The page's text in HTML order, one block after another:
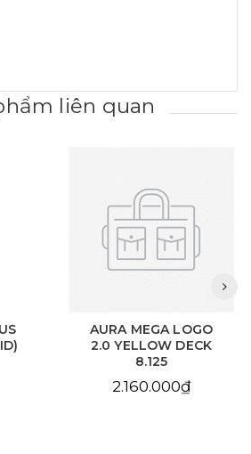
liên quan
AURA MEGA LOGO
2.0 YELLOW DECK
8.125
2.160.000₫